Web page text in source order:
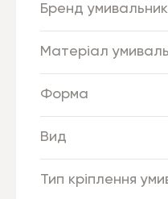
Бренд
Матеріал
Форма
Вид
Тип кріплення